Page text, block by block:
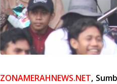
ZONAMERAHNEWS.NET,